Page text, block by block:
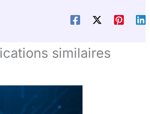
similaires